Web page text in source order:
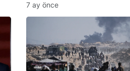
7 ay önce